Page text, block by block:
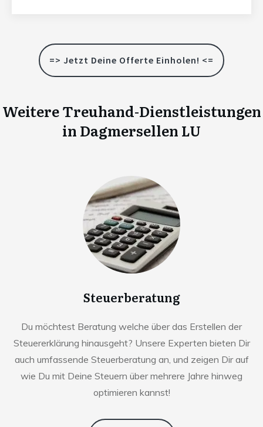
=> Jetzt Deine Offerte Einholen! <=
Weitere Treuhand-Dienstleistungen
in Dagmersellen LU
Steuerberatung
Du möchtest Beratung welche über das Erstellen der
Steuererklärung hinausgeht? Unsere Experten bieten Dir
auch umfassende Steuerberatung an, und zeigen Dir auf
wie Du mit Deine Steuern über mehrere Jahre hinweg
optimieren kannst!